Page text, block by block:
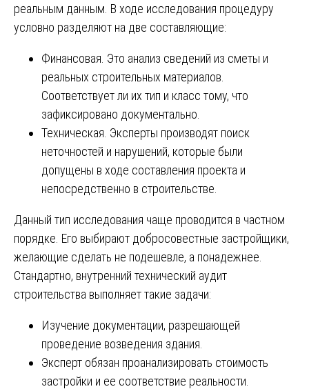
реальным данным. В ходе исследования процедуру
условно разделяют на две составляющие:
Финансовая. Это анализ сведений из сметы и
реальных строительных материалов.
Соответствует ли их тип и класс тому, что
зафиксировано документально.
Техническая. Эксперты производят поиск
неточностей и нарушений, которые были
допущены в ходе составления проекта и
непосредственно в строительстве.
Данный тип исследования чаще проводится в частном
порядке. Его выбирают добросовестные застройщики,
желающие сделать не подешевле, а понадежнее.
Стандартно, внутренний технический аудит
строительства выполняет такие задачи:
Изучение документации, разрешающей
проведение возведения здания.
Эксперт обязан проанализировать стоимость
застройки и ее соответствие реальности.